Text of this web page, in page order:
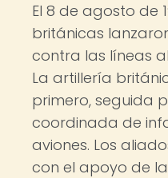
El 8 de agosto de
británicas
contra las líneas
La artillería
primero, seguida
coordinada de
aviones. Los
con el apoyo de